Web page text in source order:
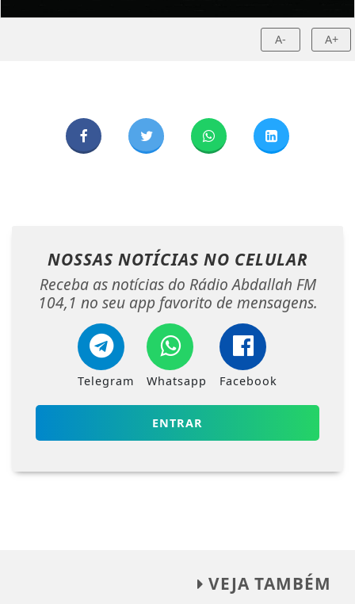
A- A+
NOSSAS NOTÍCIAS NO CELULAR
Receba as notícias do Rádio Abdallah FM
104,1 no seu app favorito de mensagens.
Telegram Whatsapp Facebook
ENTRAR
VEJA TAMBÉM